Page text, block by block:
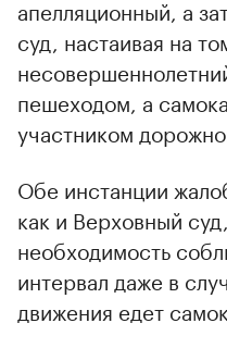
апелляционный, а
суд, настаивая на
пешеходом, а
участником
Обе инстанции
как и Верховный
необходимость
интервал даже в
движения едет